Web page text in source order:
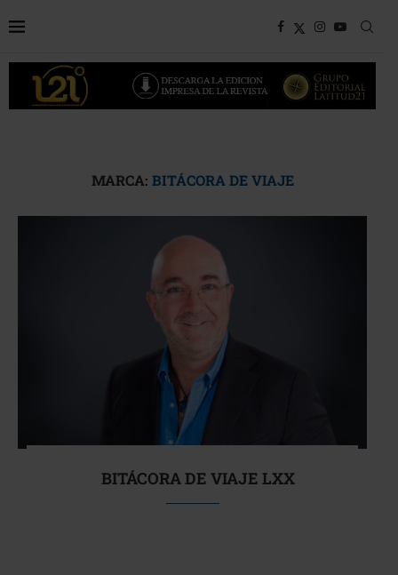
MARCA: BITÁCORA DE VIAJE
BITÁCORA DE VIAJE LXX